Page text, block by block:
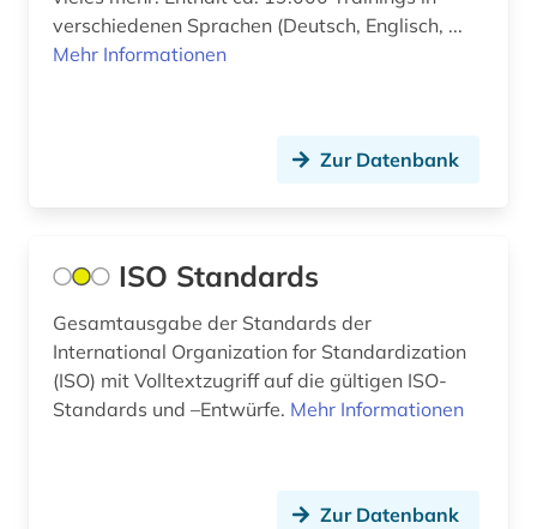
archäobotanik (1)
archäologie (9)
aristoteles (1)
arizona (1)
arktis (1)
armenfürsorge (2)
Slowenien (4)
Thueringen (3)
Tschechische Republik (5)
verschiedenen Sprachen (Deutsch, Englisch, ...
Mehr Informationen
Zur Datenbank
ISO Standards
Gesamtausgabe der Standards der
International Organization for Standardization
(ISO) mit Volltextzugriff auf die gültigen ISO-
Standards und –Entwürfe. Mehr Informationen
Zur Datenbank